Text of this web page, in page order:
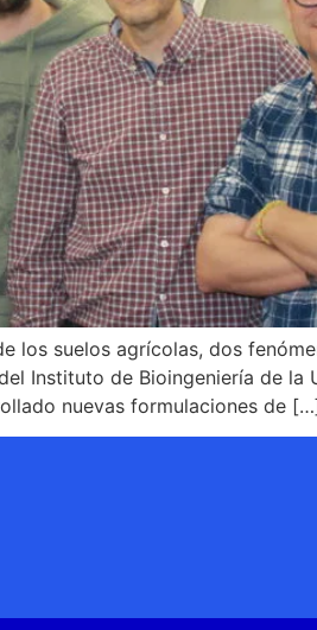
los suelos agrícolas, dos
Instituto de Bioingeniería de la
nuevas formulaciones de